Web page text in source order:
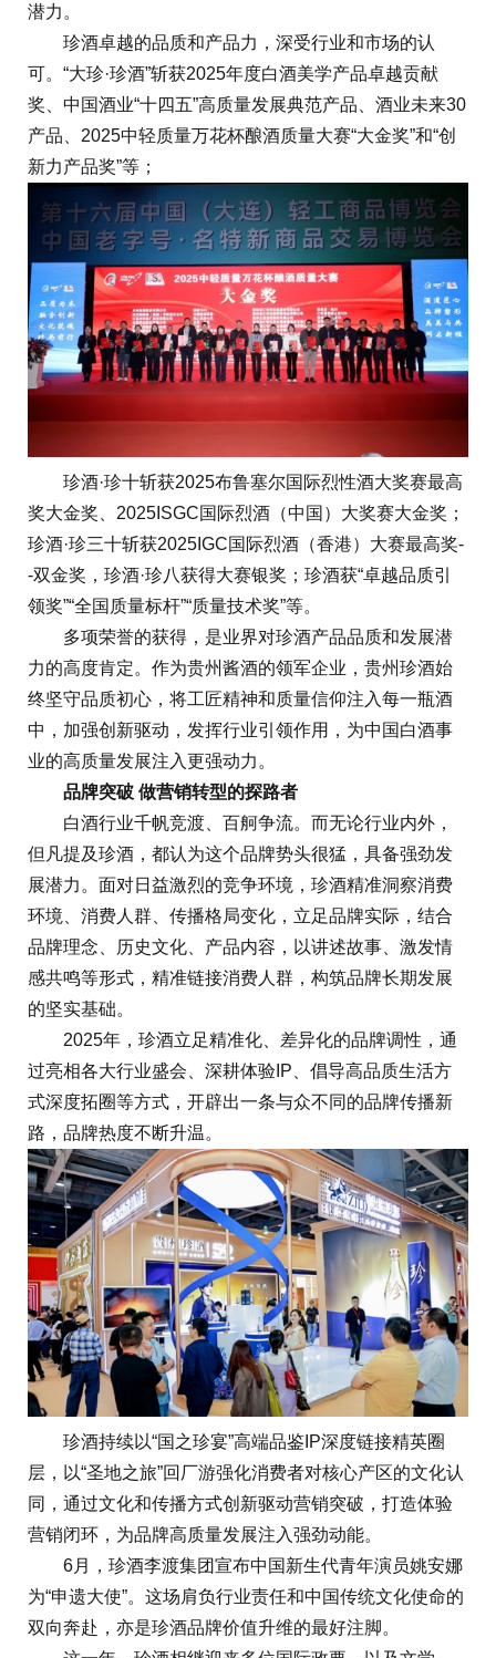
潜力。
珍酒卓越的品质和产品力，深受行业和市场的认
可。“大珍·珍酒”斩获2025年度白酒美学产品卓越贡献
奖、中国酒业“十四五”高质量发展典范产品、酒业未来30
产品、2025中轻质量万花杯酿酒质量大赛“大金奖”和“创
新力产品奖”等；
珍酒·珍十斩获2025布鲁塞尔国际烈性酒大奖赛最高
奖大金奖、2025ISGC国际烈酒（中国）大奖赛大金奖；
珍酒·珍三十斩获2025IGC国际烈酒（香港）大赛最高奖-
-双金奖，珍酒·珍八获得大赛银奖；珍酒获“卓越品质引
领奖”“全国质量标杆”“质量技术奖”等。
多项荣誉的获得，是业界对珍酒产品品质和发展潜
力的高度肯定。作为贵州酱酒的领军企业，贵州珍酒始
终坚守品质初心，将工匠精神和质量信仰注入每一瓶酒
中，加强创新驱动，发挥行业引领作用，为中国白酒事
业的高质量发展注入更强动力。
品牌突破 做营销转型的探路者
白酒行业千帆竞渡、百舸争流。而无论行业内外，
但凡提及珍酒，都认为这个品牌势头很猛，具备强劲发
展潜力。面对日益激烈的竞争环境，珍酒精准洞察消费
环境、消费人群、传播格局变化，立足品牌实际，结合
品牌理念、历史文化、产品内容，以讲述故事、激发情
感共鸣等形式，精准链接消费人群，构筑品牌长期发展
的坚实基础。
2025年，珍酒立足精准化、差异化的品牌调性，通
过亮相各大行业盛会、深耕体验IP、倡导高品质生活方
式深度拓圈等方式，开辟出一条与众不同的品牌传播新
路，品牌热度不断升温。
珍酒持续以“国之珍宴”高端品鉴IP深度链接精英圈
层，以“圣地之旅”回厂游强化消费者对核心产区的文化认
同，通过文化和传播方式创新驱动营销突破，打造体验
营销闭环，为品牌高质量发展注入强劲动能。
6月，珍酒李渡集团宣布中国新生代青年演员姚安娜
为“申遗大使”。这场肩负行业责任和中国传统文化使命的
双向奔赴，亦是珍酒品牌价值升维的最好注脚。